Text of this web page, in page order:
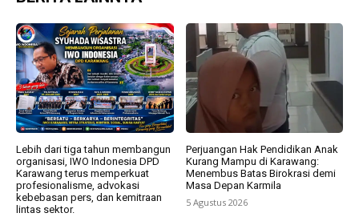
Lebih dari tiga tahun membangun
organisasi, IWO Indonesia DPD
Karawang terus memperkuat
profesionalisme, advokasi
kebebasan pers, dan kemitraan
lintas sektor.
Perjuangan Hak Pendidikan Anak
Kurang Mampu di Karawang:
Menembus Batas Birokrasi demi
Masa Depan Karmila
5 Agustus 2026